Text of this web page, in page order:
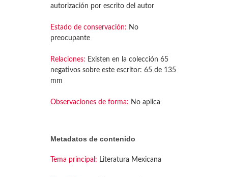
autorización por escrito del autor
Estado de conservación: No
preocupante
Relaciones: Existen en la colección 65
negativos sobre este escritor: 65 de 135
mm
Observaciones de forma: No aplica
Metadatos de contenido
Tema principal: Literatura Mexicana